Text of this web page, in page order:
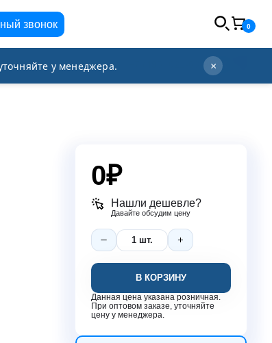
звонок 0
у менеджера. ×
info@orgplex.com +7 (495) 021-63-96
0₽
Нашли дешевле?
Давайте обсудим цену
В КОРЗИНУ
Данная цена указана розничная.
При оптовом заказе, уточняйте
цену у менеджера.